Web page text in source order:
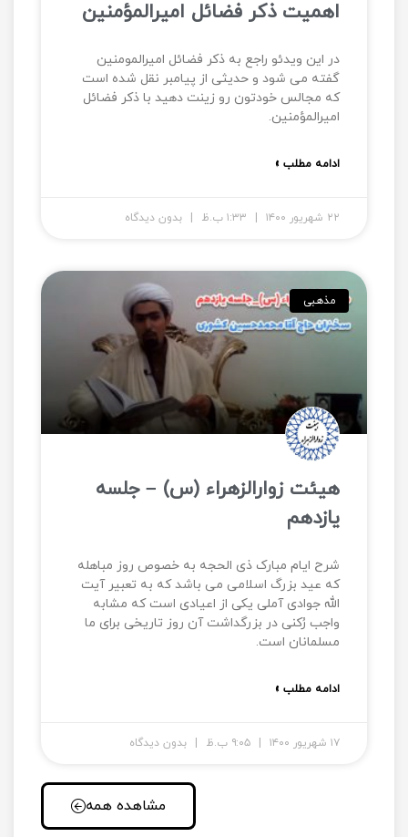
اهمیت ذکر فضائل امیرالمؤمنین
در این ویدئو راجع به ذکر فضائل امیرالمومنین
گفته می شود و حدیثی از پیامبر نقل شده است
که مجالس خودتون رو زینت دهید با ذکر فضائل
امیرالمؤمنین.
ادامه مطلب »
۲۲ شهریور ۱۴۰۰ بدون دیدگاه
مذهبی
هیئت زوارالزهراء (س) – جلسه
یازدهم
شرح ایام مبارک ذی الحجه به خصوص روز مباهله
که عید بزرگ اسلامی می باشد که به تعبیر آیت
الله جوادی آملی یکی از اعیادی است که مشابه
واجب رُکنی در بزرگداشت آن روز تاریخی برای ما
مسلمانان است.
ادامه مطلب »
۱۷ شهریور ۱۴۰۰ بدون دیدگاه
مشاهده همه